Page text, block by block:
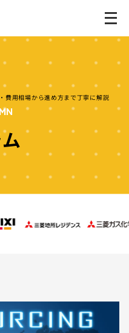
メ
く
費用相場から進め方まで丁寧に解説